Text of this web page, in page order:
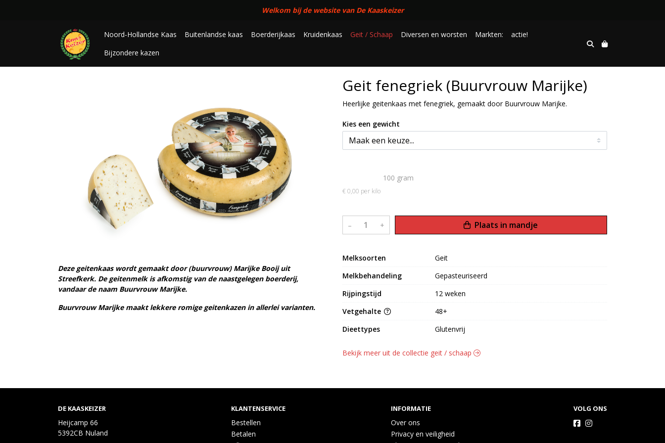
Welkom bij de website van De Kaaskeizer
Noord-Hollandse Kaas Buitenlandse kaas Boerderijkaas Kruidenkaas Geit / Schaap Diversen en worsten Markten:
actie!
Bijzondere kazen
Deze geitenkaas wordt gemaakt door (buurvrouw) Marijke Booij uit
Streefkerk. De geitenmelk is afkomstig van de naastgelegen boerderij,
vandaar de naam Buurvrouw Marijke.
Buurvrouw Marijke maakt lekkere romige geitenkazen in allerlei varianten.
Geit fenegriek (Buurvrouw Marijke)
Heerlijke geitenkaas met fenegriek, gemaakt door Buurvrouw Marijke.
Kies een gewicht
100 gram
€ 0,00 per kilo
– + Plaats in mandje
Melksoorten
Geit
Melkbehandeling
Gepasteuriseerd
Rijpingstijd
12 weken
Vetgehalte
48+
Dieettypes
Glutenvrij
Bekijk meer uit de collectie geit / schaap
DE KAASKEIZER
Heijcamp 66
5392CB Nuland
KLANTENSERVICE
Bestellen
Betalen
INFORMATIE
Over ons
Privacy en veiligheid
VOLG ONS